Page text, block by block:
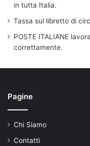
in tutta Italia.
Tassa sul libretto di
POSTE ITALIANE
correttamente.
Pagine
Chi Siamo
Contatti